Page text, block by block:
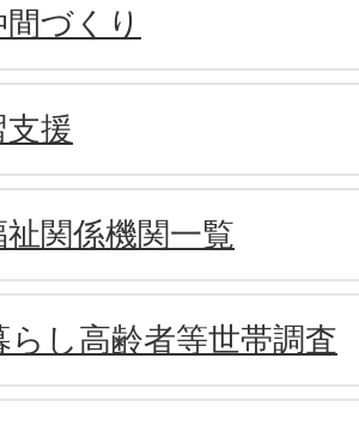
づくり
援
関係機関一覧
らし高齢者等世帯調査